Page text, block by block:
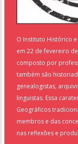
O Instituto Histórico
em 22 de fevereiro
composto por
também são
genealogistas,
linguistas. Essa
Geográficos
membros e das
nas reflexões e